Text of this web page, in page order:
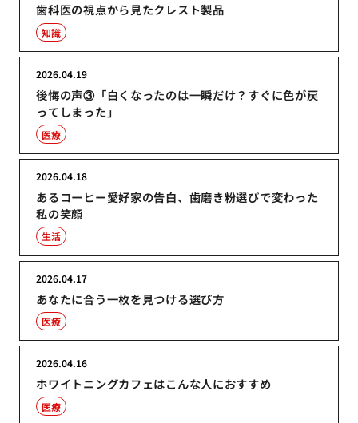
歯科医の視点から見たクレスト製品
知識
後悔の声③「白くなったのは一瞬だけ？すぐに色が戻
ってしまった」
2026.04.19
医療
あるコーヒー愛好家の告白、歯磨き粉選びで変わった
私の笑顔
2026.04.18
生活
あなたに合う一枚を見つける選び方
2026.04.17
医療
ホワイトニングカフェはこんな人におすすめ
2026.04.16
医療